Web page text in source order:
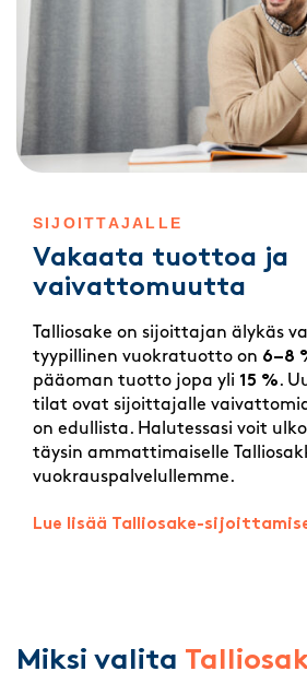
SIJOITTAJALLE
Vakaata tuottoa ja
vaivattomuutta
Talliosake on sijoittajan älykäs
tyypillinen vuokratuotto on 6–8
pääoman tuotto jopa yli 15 %.
tilat ovat sijoittajalle
on edullista. Halutessasi voit
täysin ammattimaiselle
vuokrauspalvelullemme.
Lue lisää Talliosake-
Miksi valita